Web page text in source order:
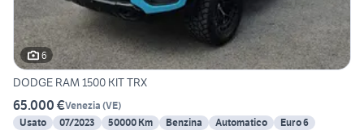
6
DODGE RAM 1500 KIT TRX
65.000 €Venezia (VE)
Usato
07/2023 50000 Km Benzina Automatico
Euro 6